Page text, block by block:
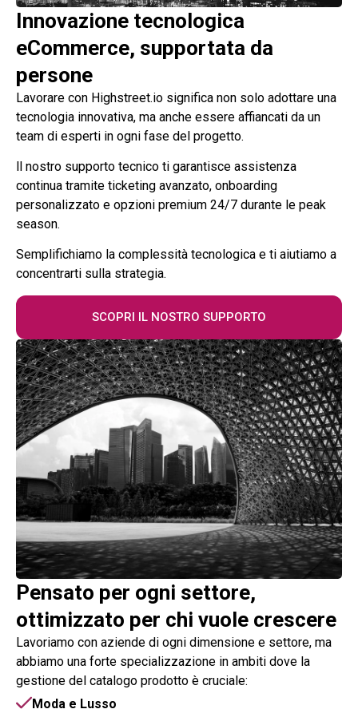
Innovazione tecnologica
eCommerce, supportata da
persone
Lavorare con Highstreet.io significa non solo adottare una
tecnologia innovativa, ma anche essere affiancati da un
team di esperti in ogni fase del progetto.
ll nostro supporto tecnico ti garantisce assistenza
continua tramite ticketing avanzato, onboarding
personalizzato e opzioni premium 24/7 durante le peak
season.
Semplifichiamo la complessità tecnologica e ti aiutiamo a
concentrarti sulla strategia.
SCOPRI IL NOSTRO SUPPORTO
Pensato per ogni settore,
ottimizzato per chi vuole crescere
Lavoriamo con aziende di ogni dimensione e settore, ma
abbiamo una forte specializzazione in ambiti dove la
gestione del catalogo prodotto è cruciale:
Moda e Lusso